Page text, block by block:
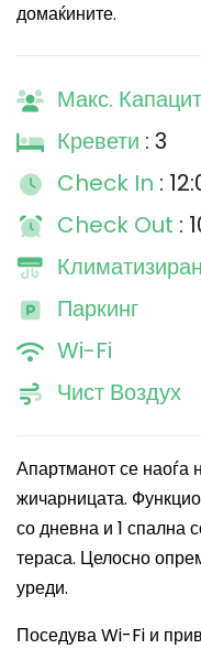
домаќините.
Макс.
Кревети : 3
Check In :
Check Out :
Паркинг
Wi-Fi
Чист Воздух
Апартманот се наоѓа
жичарницата.
со дневна и 1 спална
тераса. Целосно
уреди.
Поседува Wi-Fi и